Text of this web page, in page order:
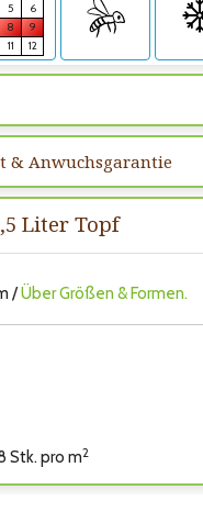
5
6
8
9
11 12
& Anwuchsgarantie
Liter Topf
/Über Größen & Formen.
Stk. pro m2